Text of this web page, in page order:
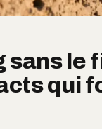
sans le
qui